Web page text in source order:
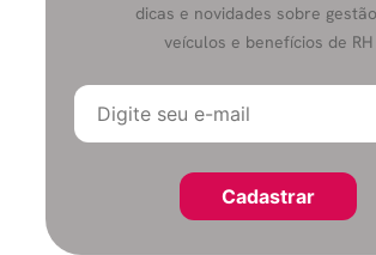
dicas e novidades sobre
veículos e benefícios de RH